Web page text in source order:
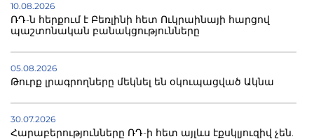
10.08.2026
ՌԴ-ն հերքում է Բեռլինի հետ Ուկրաինայի հարցով
պաշտոնական բանակցությունները
05.08.2026
Թուրք լրագրողները մեկնել են օկուպացված Ակնա
30.07.2026
Հարաբերությունները ՌԴ-ի հետ այլևս էքսկլյուզիվ չեն.